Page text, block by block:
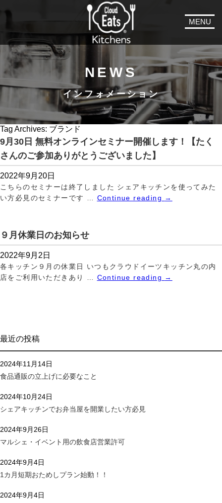
MENU
NEWS
インフォメーション
Tag Archives: ブランド
9月30日 無料オンラインセミナー開催します！【たく
さんのご参加ありがとうございました】
2022年9月20日
こちらのセミナーは終了しました シェアキッチンを使ってみた
い方必見のセミナーです … Continue reading →
９月休業日のお知らせ
2022年9月2日
各キッチン９月の休業日 いつもクラウドイーツキッチン丸の内
店をご利用いただきあり … Continue reading →
最近の投稿
食品通販の立上げに必要なこと
2024年11月14日
シェアキッチンでお弁当屋を開業したい方必見
2024年10月24日
マルシェ・イベント用の飲食店営業許可
2024年9月26日
1カ月短期おためしプラン始動！！
2024年9月4日
2024年9月4日